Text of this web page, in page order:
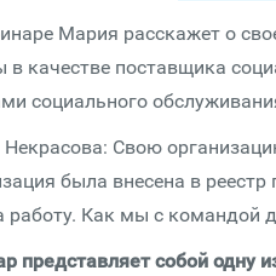
Мария расскажет о
в качестве поставщика
социального
Свою
была внесена в
работу. Как мы с командой
представляет собой одну